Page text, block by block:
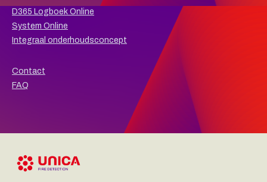
D365 Logboek Online
System Online
Integraal onderhoudsconcept
Contact
FAQ